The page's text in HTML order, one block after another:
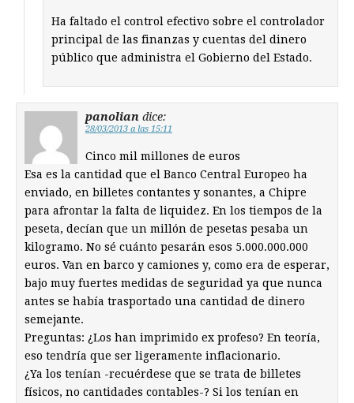
Ha faltado el control efectivo sobre el controlador
principal de las finanzas y cuentas del dinero
público que administra el Gobierno del Estado.
panolian dice:
28/03/2013 a las 15:11
Cinco mil millones de euros
Esa es la cantidad que el Banco Central Europeo ha
enviado, en billetes contantes y sonantes, a Chipre
para afrontar la falta de liquidez. En los tiempos de la
peseta, decían que un millón de pesetas pesaba un
kilogramo. No sé cuánto pesarán esos 5.000.000.000
euros. Van en barco y camiones y, como era de esperar,
bajo muy fuertes medidas de seguridad ya que nunca
antes se había trasportado una cantidad de dinero
semejante.
Preguntas: ¿Los han imprimido ex profeso? En teoría,
eso tendría que ser ligeramente inflacionario.
¿Ya los tenían -recuérdese que se trata de billetes
físicos, no cantidades contables-? Si los tenían en